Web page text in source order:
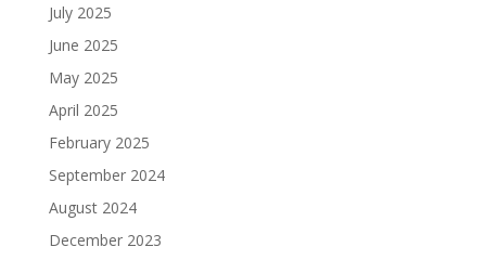
July 2025
June 2025
May 2025
April 2025
February 2025
September 2024
August 2024
December 2023